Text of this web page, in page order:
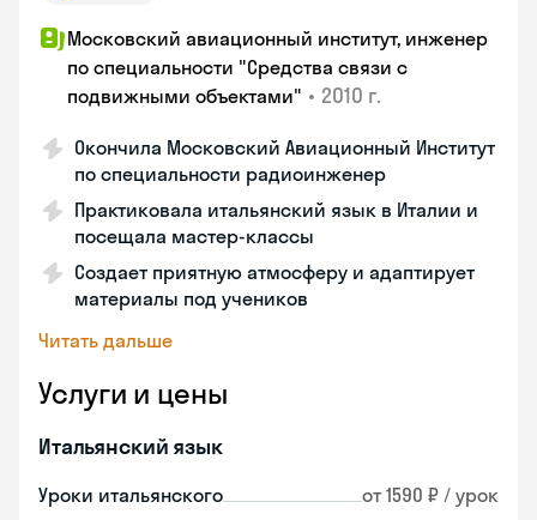
Московский авиационный институт, инженер
по специальности "Средства связи с
подвижными объектами" • 2010 г.
Окончила Московский Авиационный Институт
по специальности радиоинженер
Практиковала итальянский язык в Италии и
посещала мастер-классы
Создает приятную атмосферу и адаптирует
материалы под учеников
Читать дальше
Услуги и цены
Итальянский язык
Уроки итальянского от 1590 ₽ / урок